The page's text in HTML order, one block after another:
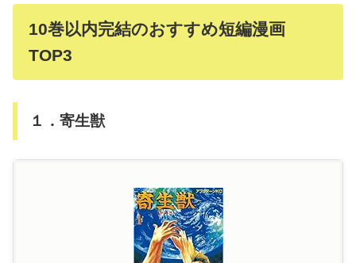
10巻以内完結のおすすめ短編漫画
TOP3
１．寄生獣